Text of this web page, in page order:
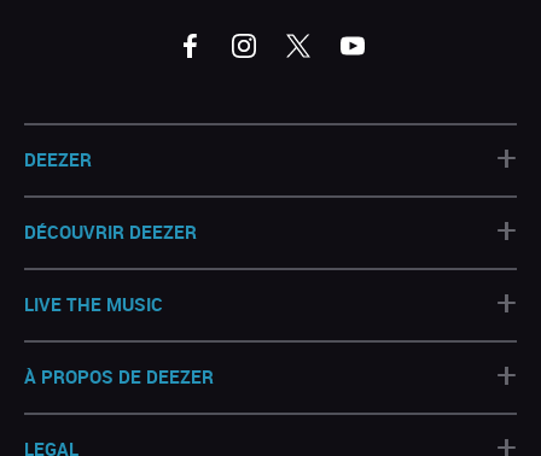
DEEZER +
DÉCOUVRIR DEEZER +
LIVE THE MUSIC +
À PROPOS DE DEEZER +
LEGAL +